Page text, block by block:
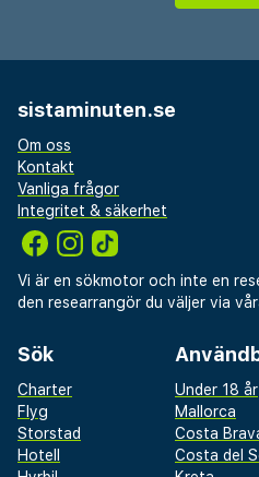
sistaminuten.se
Om oss
Kontakt
Vanliga frågor
Integritet & säkerhet
Vi är en sökmotor och inte en
den researrangör du väljer via
Sök
Charter
Flyg
Storstad
Hotell
Under 18 år
Mallorca
Costa
Costa del